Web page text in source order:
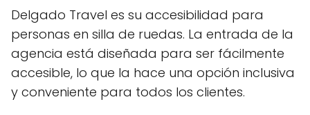
Delgado Travel es su accesibilidad para
personas en silla de ruedas. La entrada de la
agencia está diseñada para ser fácilmente
accesible, lo que la hace una opción inclusiva
y conveniente para todos los clientes.